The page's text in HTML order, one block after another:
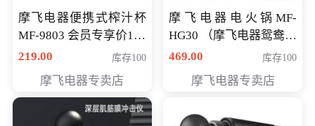
摩飞电器便携式榨汁杯
MF-9803 会员专享价138
元
219.00 库存100
摩飞电器专卖店
摩飞电器电火锅MF-
HG30 （摩飞电器鸳鸯锅
MF-HG30 ） 会员专享价
469.00 库存100
摩飞电器专卖店